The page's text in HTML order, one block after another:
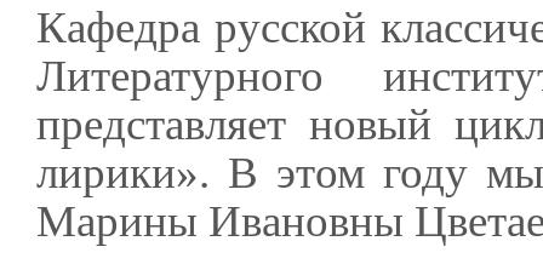
Кафедра русской
Литературного
представляет новый
лирики». В этом году
Марины Ивановны